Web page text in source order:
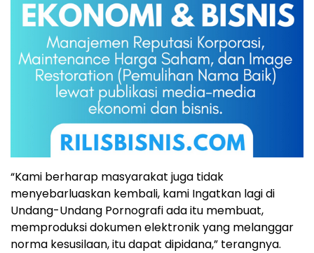
“Kami berharap masyarakat juga tidak
menyebarluaskan kembali, kami Ingatkan lagi di
Undang-Undang Pornografi ada itu membuat,
memproduksi dokumen elektronik yang melanggar
norma kesusilaan, itu dapat dipidana,” terangnya.